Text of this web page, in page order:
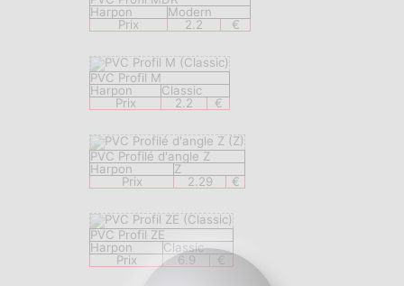
Harpon
Modern
Prix
2.2 €
PVC Profil M
Harpon
Classic
Prix
2.2 €
PVC Profilé d'angle Z
Harpon
Z
Prix
2.29 €
PVC Profil ZE
Harpon
Classic
Prix
6.9